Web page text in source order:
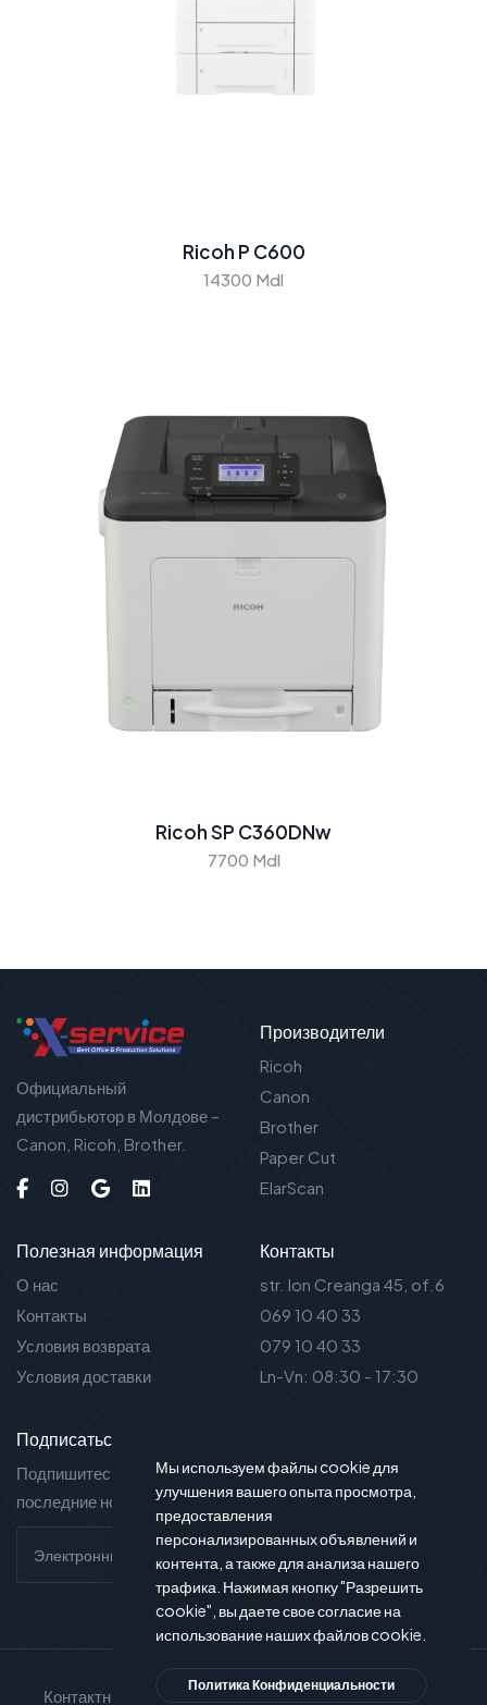
Ricoh P C600
14300 Mdl
Ricoh SP C360DNw
7700 Mdl
Официальный
дистрибьютор в Молдове –
Canon, Ricoh, Brother.
Производители
Ricoh
Canon
Brother
Paper Cut
ElarScan
Полезная информация
О нас
Контакты
Условия возврата
Условия доставки
Контакты
str. Ion Creanga 45, of.6
069 10 40 33
079 10 40 33
Ln-Vn: 08:30 - 17:30
Подписаться на новости
Подпишитесь на нашу рассылку и вы будете в курсе
последние новости и предложения.
Контактный телефон Служба поддержки
Мы используем файлы cookie для
улучшения вашего опыта просмотра,
предоставления
персонализированных объявлений и
контента, а также для анализа нашего
трафика. Нажимая кнопку "Разрешить
cookie", вы даете свое согласие на
использование наших файлов cookie.
Политика Конфиденциальности